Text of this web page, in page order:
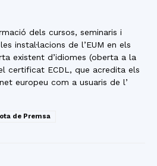
dels cursos, seminaris i
instal·lacions de l’EUM en els
existent d’idiomes (oberta a la
certificat ECDL, que acredita els
europeu com a usuaris de l’
de Premsa